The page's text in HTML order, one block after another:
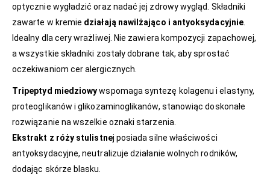
optycznie wygładzić oraz nadać jej zdrowy wygląd. Składniki
zawarte w kremie działają nawilżająco i antyoksydacyjnie.
Idealny dla cery wrażliwej. Nie zawiera kompozycji zapachowej,
a wszystkie składniki zostały dobrane tak, aby sprostać
oczekiwaniom cer alergicznych.
Tripeptyd miedziowywspomaga syntezę kolagenu i elastyny,
proteoglikanów i glikozaminoglikanów, stanowiąc doskonałe
rozwiązanie na wszelkie oznaki starzenia.
Ekstrakt z róży stulistnej posiada silne właściwości
antyoksydacyjne, neutralizuje działanie wolnych rodników,
dodając skórze blasku.